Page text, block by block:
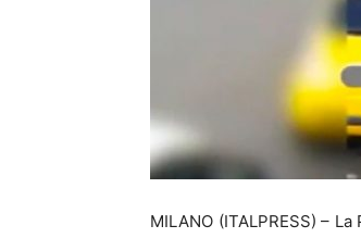
MILANO (ITALPRESS) –